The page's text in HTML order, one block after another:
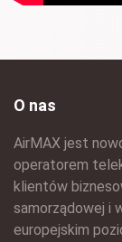
O nas
AirMAX jest
operatorem
klientów
samorządowej i
europejskim